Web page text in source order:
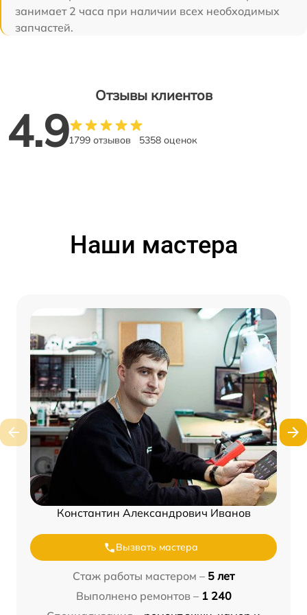
занимает 2 часа при наличии всех необходимых
запчастей.
Отзывы клиентов
4.91799 отзывов 5358 оценок
Наши мастера
Константин Александрович Иванов
Вызвать мастера
Стаж работы мастером – 5 лет
Выполнено ремонтов – 1 240